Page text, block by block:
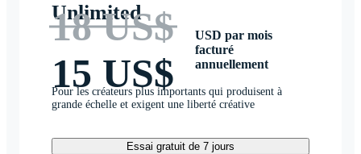
Unlimited
18 US$
15 US$
USD par mois
facturé
annuellement
Pour les créateurs plus importants qui produisent à
grande échelle et exigent une liberté créative
Essai gratuit de 7 jours